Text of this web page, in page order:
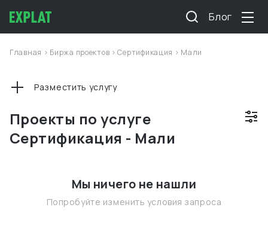
Блог
Главная > Биржа проектов >Сертификация > Мали
Проекты по услуге
Сертификация - Мали
Разместить услугу
Мы ничего не нашли
Попробуйте изменить условия запроса